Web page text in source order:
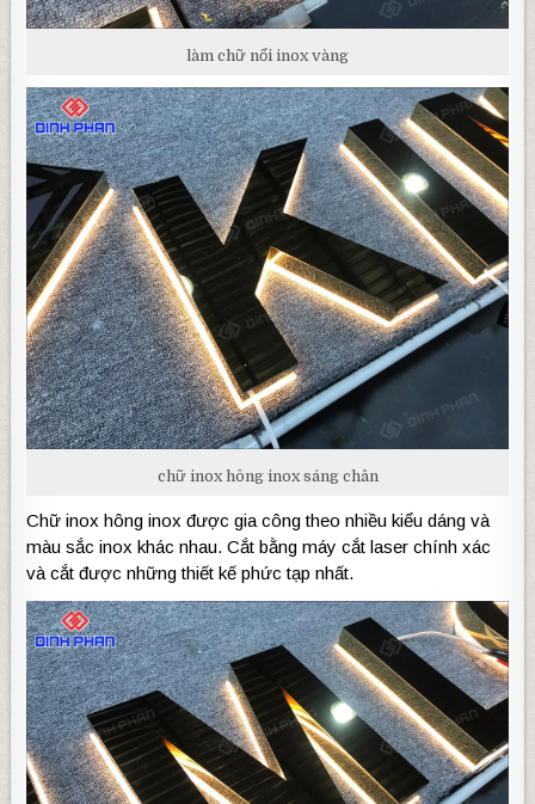
làm chữ nổi inox vàng
chữ inox hông inox sáng chân
Chữ inox hông inox được gia công theo nhiều kiểu dáng và
màu sắc inox khác nhau. Cắt bằng máy cắt laser chính xác
và cắt được những thiết kế phức tạp nhất.